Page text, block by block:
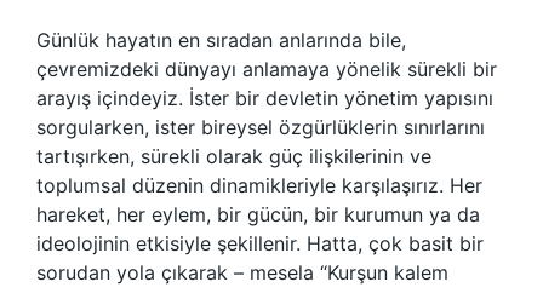
Günlük hayatın en sıradan anlarında bile,
çevremizdeki dünyayı anlamaya yönelik sürekli bir
arayış içindeyiz. İster bir devletin yönetim yapısını
sorgularken, ister bireysel özgürlüklerin sınırlarını
tartışırken, sürekli olarak güç ilişkilerinin ve
toplumsal düzenin dinamikleriyle karşılaşırız. Her
hareket, her eylem, bir gücün, bir kurumun ya da
ideolojinin etkisiyle şekillenir. Hatta, çok basit bir
sorudan yola çıkarak – mesela “Kurşun kalem